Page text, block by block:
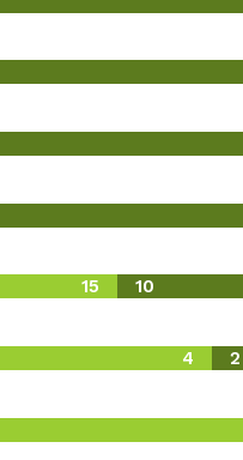
15 10
4 2